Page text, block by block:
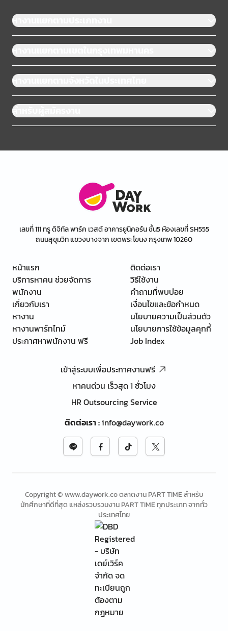
หางานแยกตามประเภทงาน
หางานแยกตามเขตในกรุงเทพมหานคร
หางานแยกตามจังหวัดในประเทศไทย
สำหรับผู้สมัครงาน
เลขที่ 111 ทรู ดิจิทัล พาร์ค เวสต์ อาคารยูนิคอร์น ชั้น5 ห้องเลขที่ SH555
ถนนสุขุมวิท แขวงบางจาก เขตพระโขนง กรุงเทพ 10260
หน้าแรก
บริการหาคน ช่วยจัดการ
พนักงาน
เกี่ยวกับเรา
หางาน
หางานพาร์ทไทม์
ประกาศหาพนักงาน ฟรี
ติดต่อเรา
วิธีใช้งาน
คำถามที่พบบ่อย
เงื่อนไขและข้อกำหนด
นโยบายความเป็นส่วนตัว
นโยบายการใช้ข้อมูลคุกกี้
Job Index
เข้าสู่ระบบเพื่อประกาศงานฟรี
หาคนด่วน เร็วสุด 1 ชั่วโมง
HR Outsourcing Service
ติดต่อเรา:info@daywork.co
Copyright © www.daywork.co ตลาดงาน PART TIME สำหรับ
นักศึกษาที่ดีที่สุด แหล่งรวบรวมงาน PART TIME ทุกประเภท จากทั่ว
ประเทศไทย